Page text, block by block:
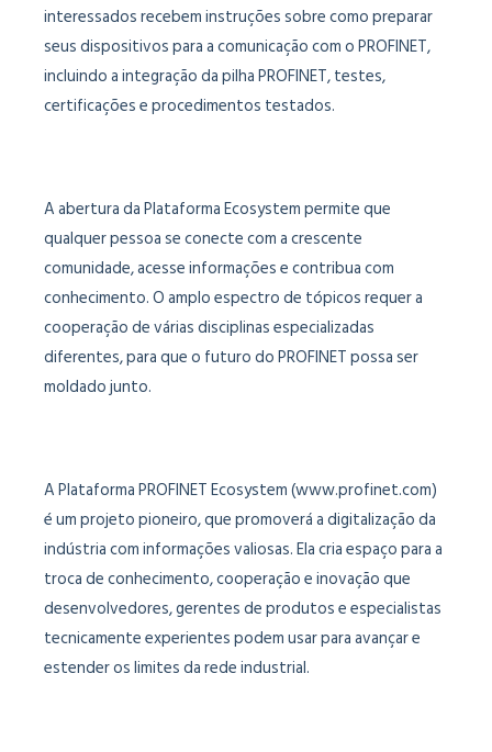
interessados recebem instruções sobre como preparar
seus dispositivos para a comunicação com o PROFINET,
incluindo a integração da pilha PROFINET, testes,
certificações e procedimentos testados.
A abertura da Plataforma Ecosystem permite que
qualquer pessoa se conecte com a crescente
comunidade, acesse informações e contribua com
conhecimento. O amplo espectro de tópicos requer a
cooperação de várias disciplinas especializadas
diferentes, para que o futuro do PROFINET possa ser
moldado junto.
A Plataforma PROFINET Ecosystem (www.profinet.com)
é um projeto pioneiro, que promoverá a digitalização da
indústria com informações valiosas. Ela cria espaço para a
troca de conhecimento, cooperação e inovação que
desenvolvedores, gerentes de produtos e especialistas
tecnicamente experientes podem usar para avançar e
estender os limites da rede industrial.